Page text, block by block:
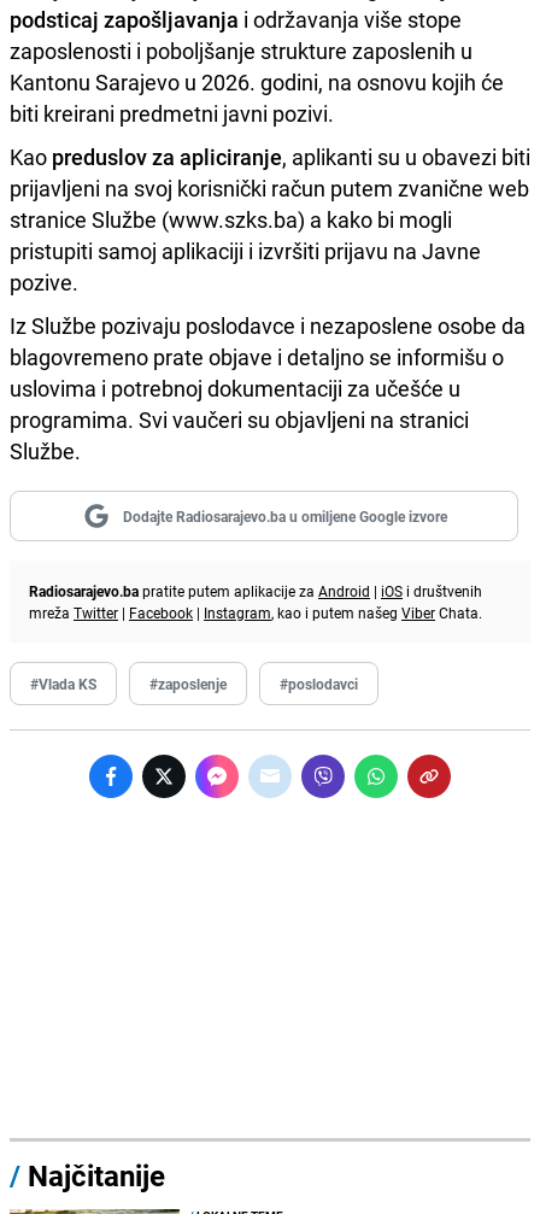
podsticaj zapošljavanja i održavanja više stope
zaposlenosti i poboljšanje strukture zaposlenih u
Kantonu Sarajevo u 2026. godini, na osnovu kojih će
biti kreirani predmetni javni pozivi.
Kao preduslov za apliciranje, aplikanti su u obavezi biti
prijavljeni na svoj korisnički račun putem zvanične web
stranice Službe (www.szks.ba) a kako bi mogli
pristupiti samoj aplikaciji i izvršiti prijavu na Javne
pozive.
Iz Službe pozivaju poslodavce i nezaposlene osobe da
blagovremeno prate objave i detaljno se informišu o
uslovima i potrebnoj dokumentaciji za učešće u
programima. Svi vaučeri su objavljeni na stranici
Službe.
Dodajte Radiosarajevo.ba u omiljene Google izvore
Radiosarajevo.bapratite putem aplikacije za Android | iOS i društvenih
mreža Twitter | Facebook | Instagram, kao i putem našeg ViberChata.
#Vlada KS #zaposlenje #poslodavci
/ Najčitanije